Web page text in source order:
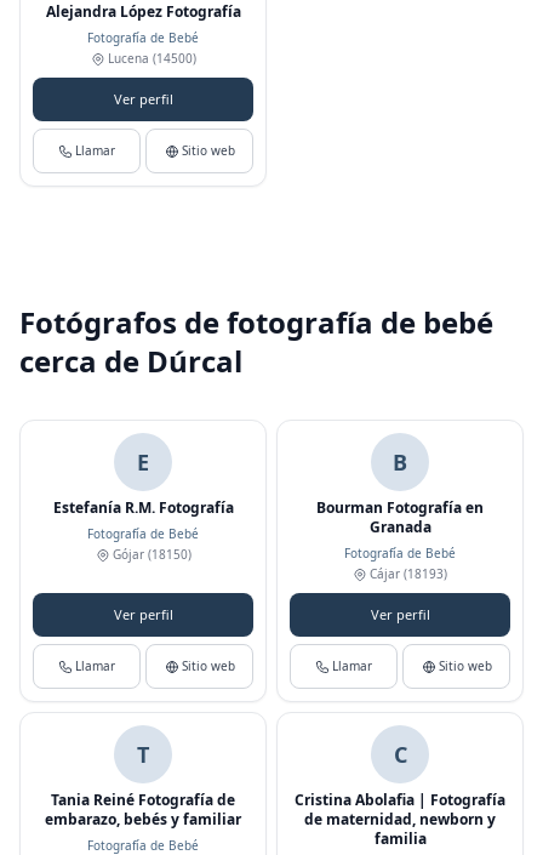
Alejandra López Fotografía
Fotografía de Bebé
Lucena (14500)
Ver perfil
Llamar Sitio web
Fotógrafos de fotografía de bebé
cerca de Dúrcal
E
Estefanía R.M. Fotografía
Fotografía de Bebé
Gójar(18150)
Ver perfil
Llamar Sitio web
B
Bourman Fotografía en
Granada
Fotografía de Bebé
Cájar (18193)
Ver perfil
Llamar Sitio web
T
Tania Reiné Fotografía de
embarazo, bebés y familiar
Fotografía de Bebé
C
Cristina Abolafia | Fotografía
de maternidad, newborn y
familia